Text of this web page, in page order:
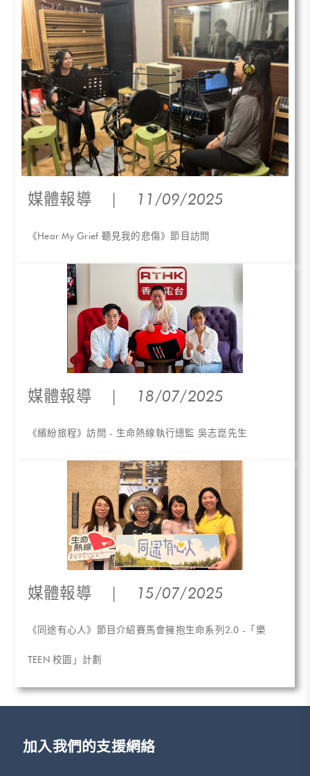
媒體報導 | 11/09/2025
《Hear My Grief 聽見我的悲傷》節目訪問
媒體報導 | 18/07/2025
《繽紛旅程》訪問 - 生命熱線執行總監 吳志崑先生
媒體報導 | 15/07/2025
《同途有心人》節目介紹賽馬會擁抱生命系列2.0 -「樂
TEEN 校園」計劃
加入我們的支援網絡